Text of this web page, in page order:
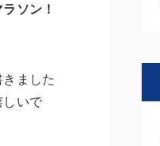
ソン！
きました
しいで